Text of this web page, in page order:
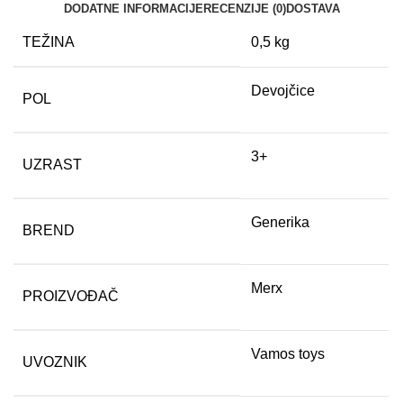
DODATNE INFORMACIJERECENZIJE (0)DOSTAVA
TEŽINA 0,5 kg
POL
Devojčice
UZRAST
3+
BREND
Generika
PROIZVOĐAČ
Merx
UVOZNIK
Vamos toys